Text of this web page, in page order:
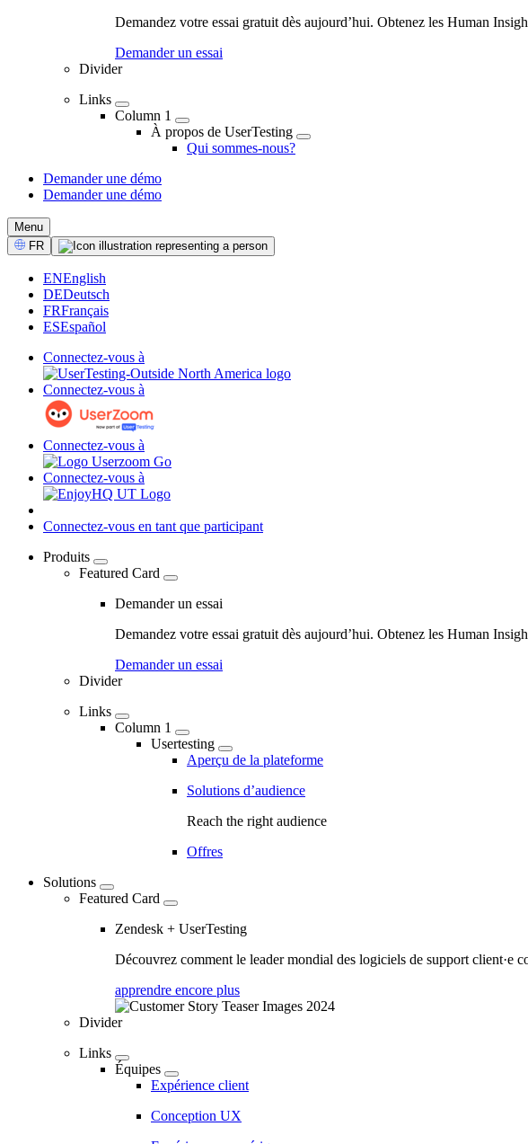
Demandez votre essai gratuit dès aujourd’hui. Obtenez les Human
Demander un essai
Divider
Links
Column 1
À propos de UserTesting
Qui sommes-nous?
CTA
Demander une démo
Demander une démo
Menu
Select
Language
FR
ENEnglish
DEDeutsch
FRFrançais
ESEspañol
Connectez-vous à
Connectez-vous à
Connectez-vous à
Connectez-vous à
Connectez-vous en tant que participant
navigation
Produits
Featured Card
Demander un essai
Demandez votre essai gratuit dès aujourd’hui. Obtenez les Human
Demander un essai
Divider
Links
Column 1
Usertesting
Aperçu de la plateforme
Solutions d’audience
Reach the right audience
Offres
Solutions
Featured Card
Zendesk + UserTesting
Découvrez comment le leader mondial des logiciels de support client·e
apprendre encore plus
Divider
Links
Équipes
Expérience client
Conception UX